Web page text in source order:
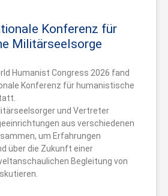
Konferenz für
Militärseelsorge
Humanist Congress 2026 fand
Konferenz für humanistische
und Vertreter
aus verschiedenen
um Erfahrungen
über die Zukunft einer
Begleitung von